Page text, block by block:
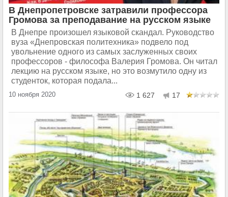
В Днепропетровске затравили профессора
Громова за преподавание на русском языке
В Днепре произошел языковой скандал. Руководство
вуза «Днепровская политехника» подвело под
увольнение одного из самых заслуженных своих
профессоров - философа Валерия Громова. Он читал
лекцию на русском языке, но это возмутило одну из
студенток, которая подала...
10 ноября 2020 1 627 17